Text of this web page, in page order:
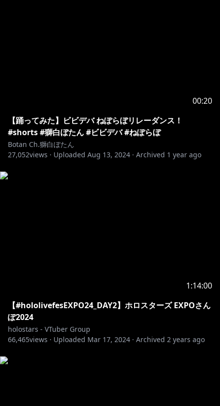
00:20
【踊ってみた】ビビデバ ねぽらぼリレーダンス！
#shorts #獅白ぼたん #ビビデバ #ねぽらぼ
Botan Ch.獅白ぼたん
27,052views · Uploaded Aug 13, 2024 · Archived 1 year ago
1:14:00
【#hololivefesEXPO24_DAY2】ホロスターズ EXPOさん
ぽ2024
holostars - VTuber Group
66,465views · Uploaded Mar 17, 2024 · Archived 2 years ago